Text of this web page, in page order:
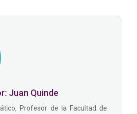
Juan Quinde
Profesor de la Facultad de